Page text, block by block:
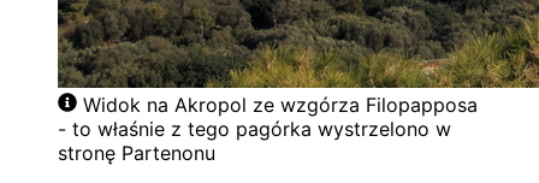
Widok na Akropol ze wzgórza Filopapposa
- to właśnie z tego pagórka wystrzelono w
stronę Partenonu